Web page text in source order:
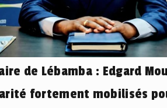
de Lébamba : Edgard
fortement mobilisés